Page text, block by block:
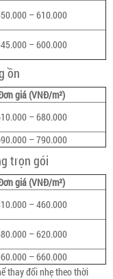
– 610.000
– 600.000
ồn
giá (VNĐ/m²)
– 680.000
– 790.000
trọn gói
giá (VNĐ/m²)
– 460.000
– 620.000
– 660.000
thay đổi nhẹ theo thời